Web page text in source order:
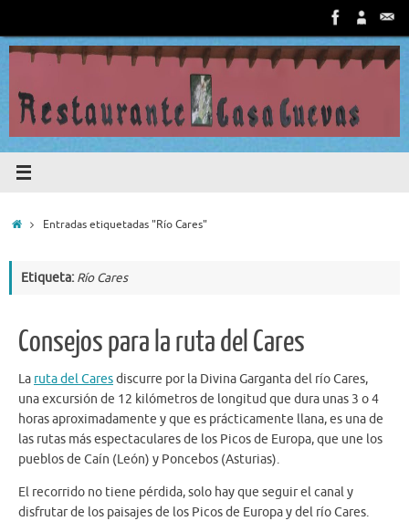
contenido
InicioEntradas etiquetadas "Río Cares"
Etiqueta: Río Cares
Consejos para la ruta del Cares
La ruta del Caresdiscurre por la Divina Garganta del río Cares,
una excursión de 12 kilómetros de longitud que dura unas 3 o 4
horas aproximadamente y que es prácticamente llana, es una de
las rutas más espectaculares de los Picos de Europa, que une los
pueblos de Caín (León) y Poncebos (Asturias).
El recorrido no tiene pérdida, solo hay que seguir el canal y
disfrutar de los paisajes de los Picos de Europa y del río Cares.